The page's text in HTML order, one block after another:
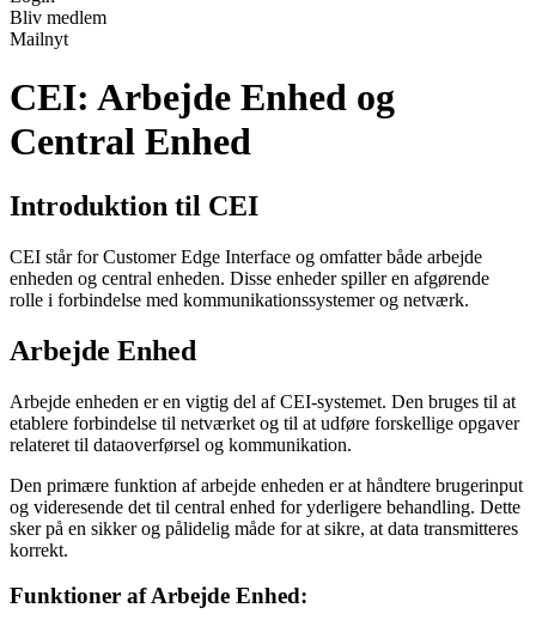
Bliv medlem
Mailnyt
CEI: Arbejde Enhed og
Central Enhed
Introduktion til CEI
CEI står for Customer Edge Interface og omfatter både arbejde
enheden og central enheden. Disse enheder spiller en afgørende
rolle i forbindelse med kommunikationssystemer og netværk.
Arbejde Enhed
Arbejde enheden er en vigtig del af CEI-systemet. Den bruges til at
etablere forbindelse til netværket og til at udføre forskellige opgaver
relateret til dataoverførsel og kommunikation.
Den primære funktion af arbejde enheden er at håndtere brugerinput
og videresende det til central enhed for yderligere behandling. Dette
sker på en sikker og pålidelig måde for at sikre, at data transmitteres
korrekt.
Funktioner af Arbejde Enhed: